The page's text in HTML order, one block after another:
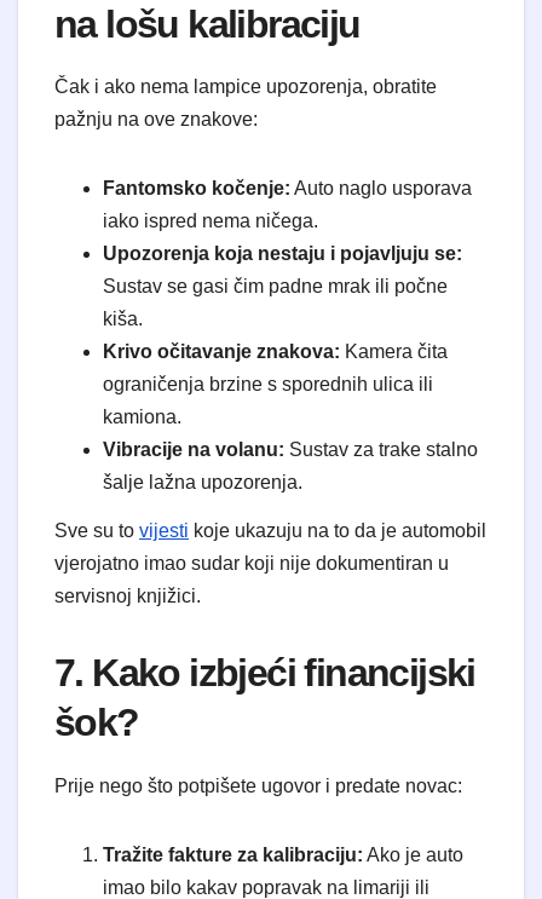
na lošu kalibraciju
Čak i ako nema lampice upozorenja, obratite
pažnju na ove znakove:
Fantomsko kočenje: Auto naglo usporava
iako ispred nema ničega.
Upozorenja koja nestaju i pojavljuju se:
Sustav se gasi čim padne mrak ili počne
kiša.
Krivo očitavanje znakova: Kamera čita
ograničenja brzine s sporednih ulica ili
kamiona.
Vibracije na volanu: Sustav za trake stalno
šalje lažna upozorenja.
Sve su to vijesti koje ukazuju na to da je automobil
vjerojatno imao sudar koji nije dokumentiran u
servisnoj knjižici.
7. Kako izbjeći financijski
šok?
Prije nego što potpišete ugovor i predate novac:
Tražite fakture za kalibraciju: Ako je auto
imao bilo kakav popravak na limariji ili